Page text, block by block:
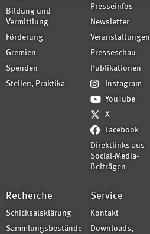
Bildung und
Vermittlung
Förderung
Gremien
Spenden
Stellen, Praktika
Presseinfos
Newsletter
Veranstaltungen
Presseschau
Publikationen
Instagram
YouTube
X
Facebook
Direktlinks aus
Social-Media-
Beiträgen
Recherche
Schicksalsklärung
Sammlungsbestände
Service
Kontakt
Downloads,